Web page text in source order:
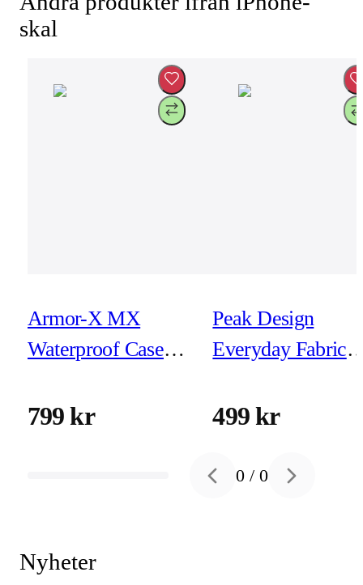
skal
Armor-X MX
Waterproof Case
799 kr
Peak Design
Everyday Fabric
Eclipse
499 kr
Previous slide
0 /0 Next slide
Nyheter